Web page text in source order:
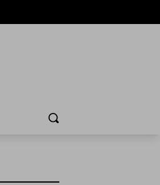
Cerca